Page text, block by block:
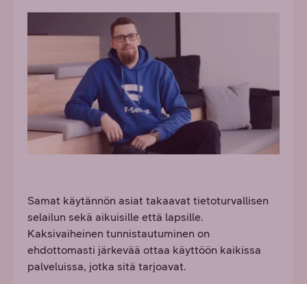
Samat käytännön asiat takaavat tietoturvallisen
selailun sekä aikuisille että lapsille.
Kaksivaiheinen tunnistautuminen on
ehdottomasti järkevää ottaa käyttöön kaikissa
palveluissa, jotka sitä tarjoavat.